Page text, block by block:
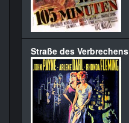
Straße des Verbrechens